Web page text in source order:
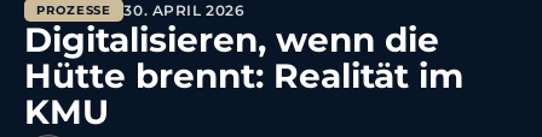
PROZESSE 30. APRIL 2026
Digitalisieren, wenn die
Hütte brennt: Realität im
KMU